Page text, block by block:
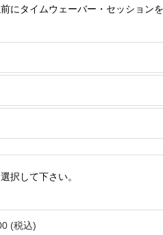
にタイムウェーバー・セッション
択して下さい。
(税込)